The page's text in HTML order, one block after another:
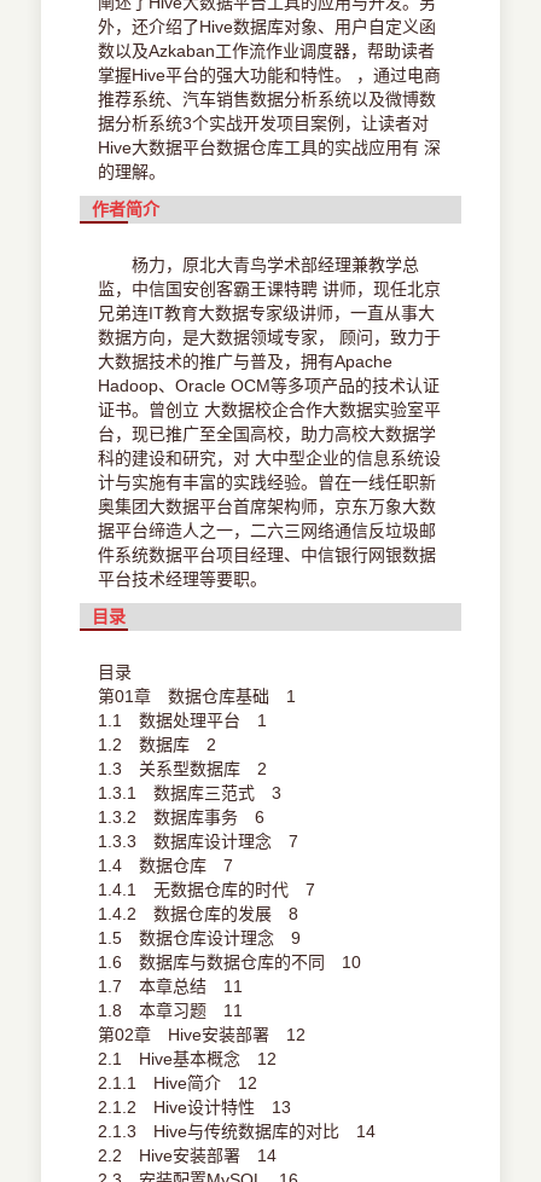
外，还介绍了Hive数据库对象、用户自定义函
数以及Azkaban工作流作业调度器，帮助读者
掌握Hive平台的强大功能和特性。 ，通过电商
推荐系统、汽车销售数据分析系统以及微博数
据分析系统3个实战开发项目案例，让读者对
Hive大数据平台数据仓库工具的实战应用有 深
的理解。
作者简介
杨力，原北大青鸟学术部经理兼教学总
监，中信国安创客霸王课特聘 讲师，现任北京
兄弟连IT教育大数据专家级讲师，一直从事大
数据方向，是大数据领域专家， 顾问，致力于
大数据技术的推广与普及，拥有Apache
Hadoop、Oracle OCM等多项产品的技术认证
证书。曾创立 大数据校企合作大数据实验室平
台，现已推广至全国高校，助力高校大数据学
科的建设和研究，对 大中型企业的信息系统设
计与实施有丰富的实践经验。曾在一线任职新
奥集团大数据平台首席架构师，京东万象大数
据平台缔造人之一，二六三网络通信反垃圾邮
件系统数据平台项目经理、中信银行网银数据
平台技术经理等要职。
目录
目录
第01章 数据仓库基础 1
1.1 数据处理平台 1
1.2 数据库 2
1.3 关系型数据库 2
1.3.1 数据库三范式 3
1.3.2 数据库事务 6
1.3.3 数据库设计理念 7
1.4 数据仓库 7
1.4.1 无数据仓库的时代 7
1.4.2 数据仓库的发展 8
1.5 数据仓库设计理念 9
1.6 数据库与数据仓库的不同 10
1.7 本章总结 11
1.8 本章习题 11
第02章 Hive安装部署 12
2.1 Hive基本概念 12
2.1.1 Hive简介 12
2.1.2 Hive设计特性 13
2.1.3 Hive与传统数据库的对比 14
2.2 Hive安装部署 14